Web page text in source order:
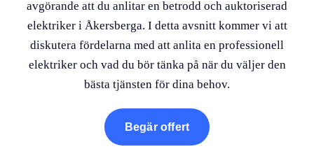
avgörande att du anlitar en betrodd och auktoriserad
elektriker i Åkersberga. I detta avsnitt kommer vi att
diskutera fördelarna med att anlita en professionell
elektriker och vad du bör tänka på när du väljer den
bästa tjänsten för dina behov.
Begär offert